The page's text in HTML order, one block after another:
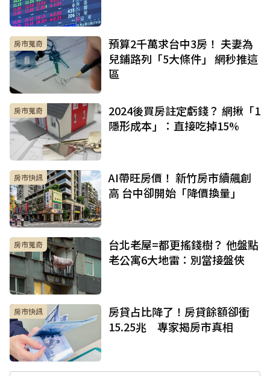
房市蒐奇
預算2千萬求台中3房！ 夫妻為
兒鋪路列「5大條件」 網秒推這
區
房市蒐奇
2024後買房註定虧錢？ 網揪「1
隱形成本」：直接吃掉15%
房市快訊
AI帶旺房價！ 新竹房市續飆創
高 台中卻開始「降價換量」
房市蒐奇
台北老屋=都更搖錢樹？ 他盤點
老公寓6大地雷：別當接盤俠
房市快訊
房貸占比降了！房貸餘額卻衝
15.25兆 專家揭房市真相